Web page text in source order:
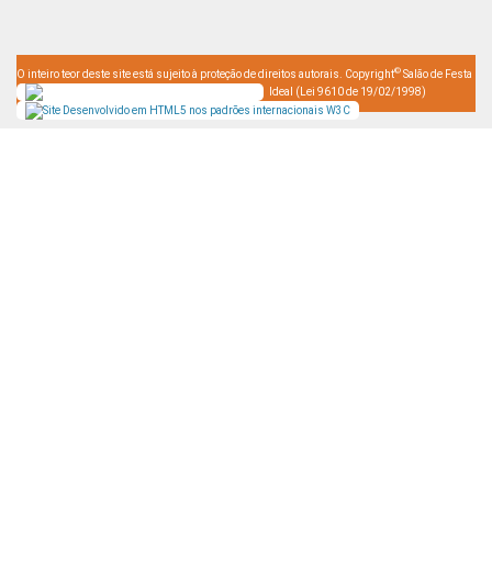
O inteiro teor deste site está sujeito à proteção de direitos autorais. Copyright© Salão de Festa
Ideal (Lei 9610 de 19/02/1998)